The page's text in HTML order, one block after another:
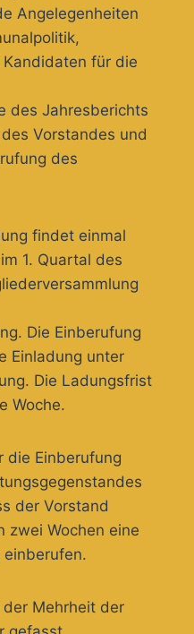
Angelegenheiten
für die
des Jahresberichts
Vorstandes und
des
findet einmal
1. Quartal des
Die Einberufung
Einladung unter
Die Ladungsfrist
Woche.
die Einberufung
der Vorstand
zwei Wochen eine
einberufen.
Mehrheit der